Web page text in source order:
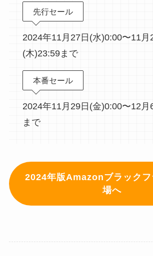
先行セール
2024年11月27日(水)0:00〜11月
(木)23:59まで
本番セール
2024年11月29日(金)0:00〜12月
まで
2024年版Amazonブラック
場へ